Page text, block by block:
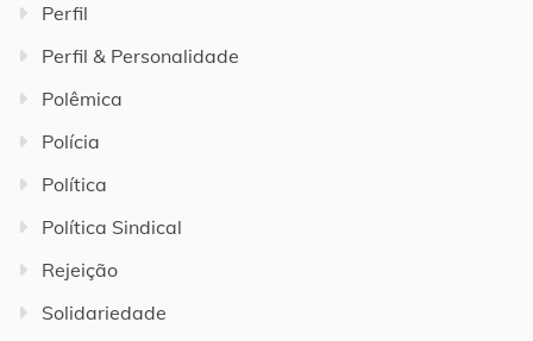
Perfil
Perfil & Personalidade
Polêmica
Polícia
Política
Política Sindical
Rejeição
Solidariedade